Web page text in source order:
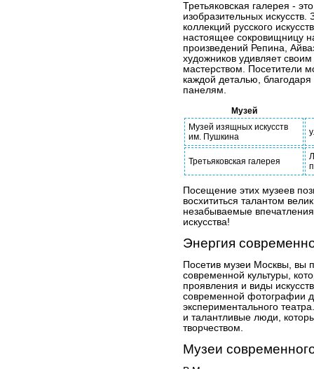
Третьяковская галерея -
изобразительных
коллекций русского
настоящее сокровищницу
произведений Репина,
художников удивляет
мастерством. Посетители
каждой деталью,
панелям.
Музей
Музей изящных искусств
им. Пушкина
Третьяковская галерея
Посещение этих музеев
восхититься талантом
незабываемые
искусства!
Энергия
Посетив музеи Москвы, вы
современной культуры,
проявления и виды
современной фотографии
экспериментального
и талантливые люди,
творчеством.
Музеи